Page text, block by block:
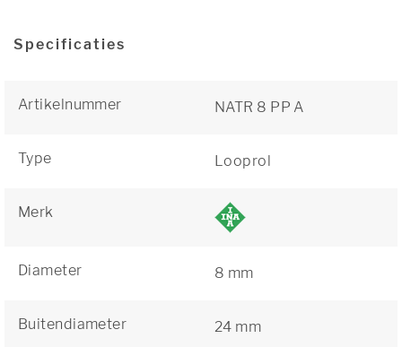
Specificaties
Artikelnummer NATR 8 PP A
Type Looprol
Merk
Diameter 8 mm
Buitendiameter 24 mm